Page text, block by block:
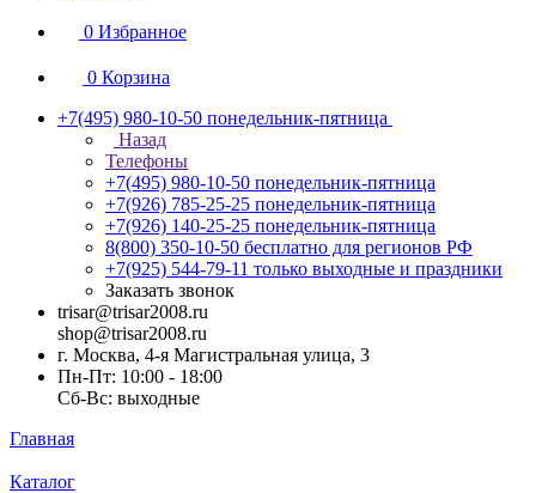
0 Избранное
0 Корзина
+7(495) 980-10-50 понедельник-пятница
Назад
Телефоны
+7(495) 980-10-50 понедельник-пятница
+7(926) 785-25-25 понедельник-пятница
+7(926) 140-25-25 понедельник-пятница
8(800) 350-10-50 бесплатно для регионов РФ
+7(925) 544-79-11 только выходные и праздники
Заказать звонок
trisar@trisar2008.ru
shop@trisar2008.ru
г. Москва, 4-я Магистральная улица, 3
Пн-Пт: 10:00 - 18:00
Сб-Вс: выходные
Главная
Каталог